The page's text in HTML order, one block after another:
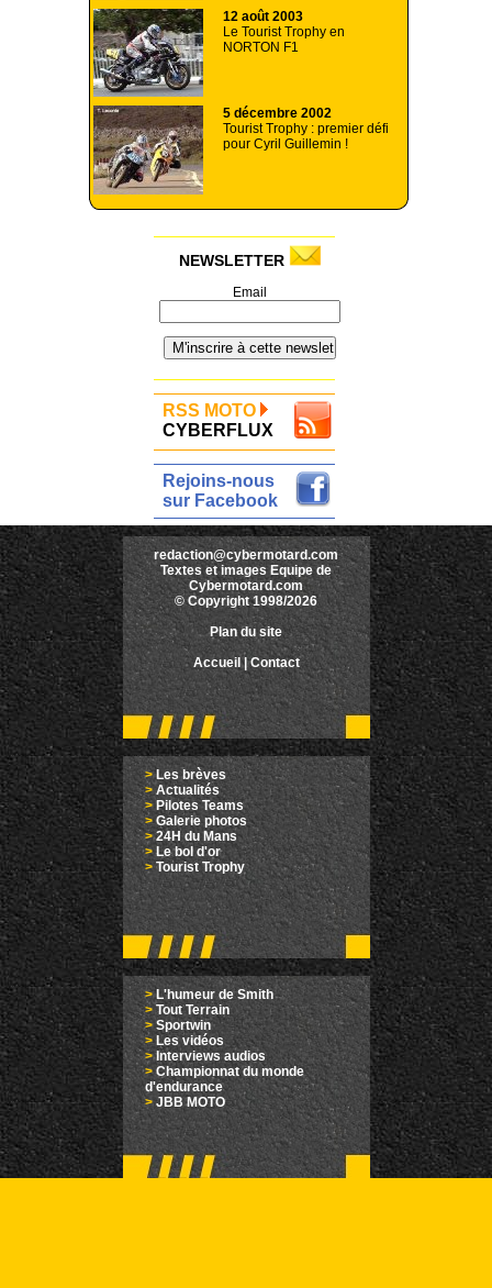
12 août 2003
Le Tourist Trophy en
NORTON F1
5 décembre 2002
Tourist Trophy : premier défi
pour Cyril Guillemin !
NEWSLETTER
Email
RSS MOTO
CYBERFLUX
Rejoins-nous
sur Facebook
redaction@cybermotard.com
Textes et images Equipe de
Cybermotard.com
© Copyright 1998/2026
Plan du site
Accueil |Contact
>Les brèves
> Actualités
> Pilotes Teams
>Galerie photos
>24H du Mans
>Le bol d'or
> Tourist Trophy
>L'humeur de Smith
> Tout Terrain
> Sportwin
> Les vidéos
> Interviews audios
>Championnat du monde
d'endurance
> JBB MOTO